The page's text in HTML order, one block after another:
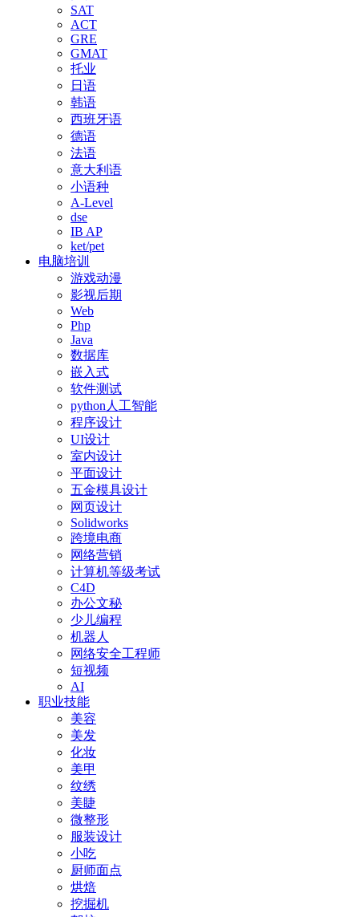
SAT
ACT
GRE
GMAT
托业
日语
韩语
西班牙语
德语
法语
意大利语
小语种
A-Level
dse
IB AP
ket/pet
电脑培训
游戏动漫
影视后期
Web
Php
Java
数据库
嵌入式
软件测试
python人工智能
程序设计
UI设计
室内设计
平面设计
五金模具设计
网页设计
Solidworks
跨境电商
网络营销
计算机等级考试
C4D
办公文秘
少儿编程
机器人
网络安全工程师
短视频
AI
职业技能
美容
美发
化妆
美甲
纹绣
美睫
微整形
服装设计
小吃
厨师面点
烘焙
挖掘机